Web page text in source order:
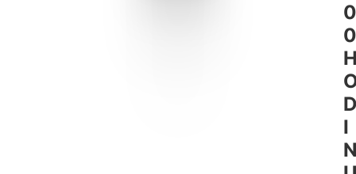
0
0
D
I